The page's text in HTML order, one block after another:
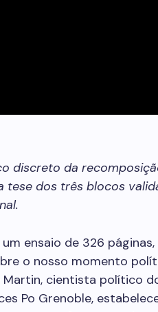
discreto da
tese dos três blocos
ensaio de 326
o nosso momento
Martin, cientista político
Po Grenoble,